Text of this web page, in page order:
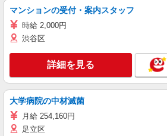
マンションの受付・案内スタッフ
時給 2,000円
渋谷区
詳細を見る
大学病院の中材滅菌
月給 254,160円
足立区